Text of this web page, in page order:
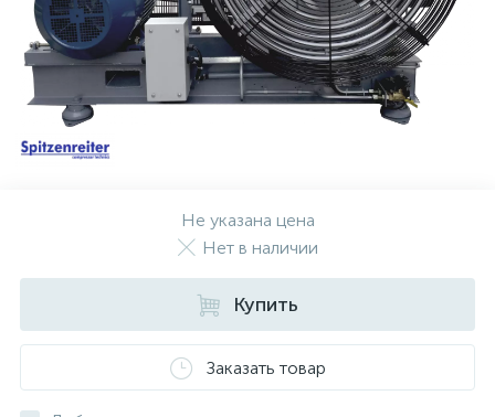
Не указана цена
Нет в наличии
Купить
Заказать товар